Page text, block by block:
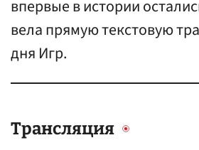
впервые в истории
вела прямую текстовую
дня Игр.
Трансляция